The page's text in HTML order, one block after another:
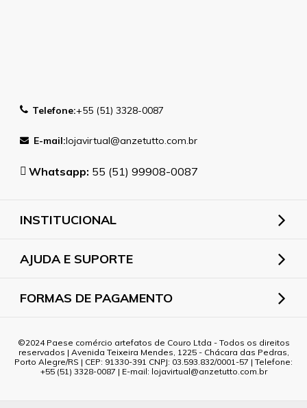
Telefone:+55 (51) 3328-0087
E-mail:lojavirtual@anzetutto.com.br
Whatsapp: 55 (51) 99908-0087
INSTITUCIONAL
AJUDA E SUPORTE
FORMAS DE PAGAMENTO
2024 Paese comércio artefatos de Couro Ltda - Todos os direitos
reservados | Avenida Teixeira Mendes, 1225 - Chácara das Pedras,
Porto Alegre/RS | CEP: 91330-391 CNPJ: 03.593.832/0001-57 | Telefone:
+55 (51) 3328-0087 | E-mail: lojavirtual@anzetutto.com.br